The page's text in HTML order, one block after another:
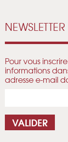
NEWSLETTER
Pour vous
informations
adresse e-mail